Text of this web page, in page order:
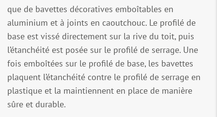
que de bavettes décoratives emboîtables en
aluminium et à joints en caoutchouc. Le profilé de
base est vissé directement sur la rive du toit, puis
l’étanchéité est posée sur le profilé de serrage. Une
fois emboîtées sur le profilé de base, les bavettes
plaquent l’étanchéité contre le profilé de serrage en
plastique et la maintiennent en place de manière
sûre et durable.